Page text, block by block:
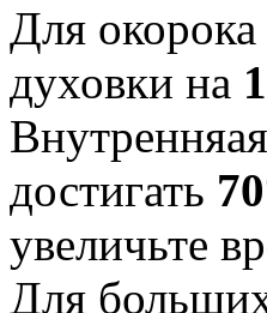
Для окорока
духовки на
достигать
увеличьте
Для